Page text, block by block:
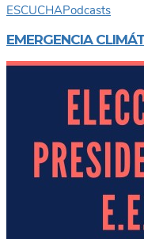
ESCUCHAPodcasts
EMERGENCIA